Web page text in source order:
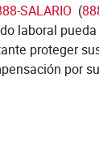
SALARIO (
laboral
proteger
por